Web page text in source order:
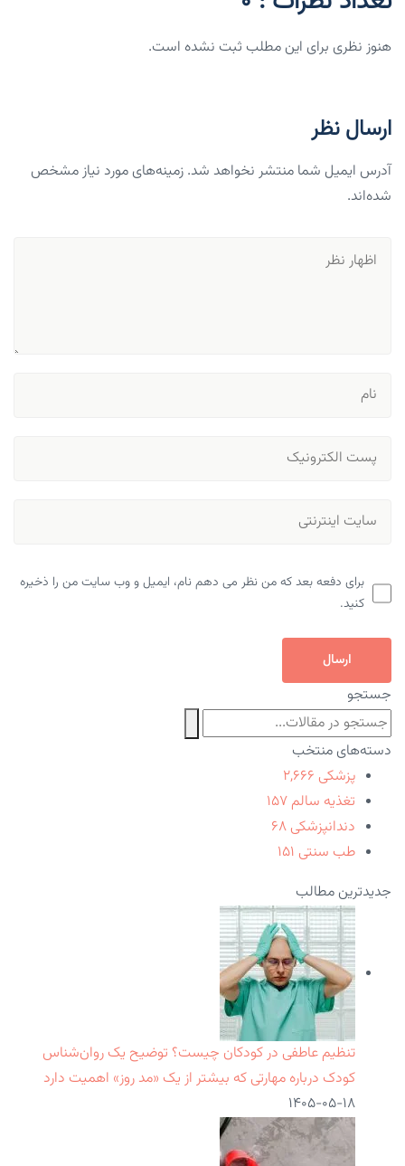
هنوز نظری برای این مطلب ثبت نشده است.
ارسال نظر
آدرس ایمیل شما منتشر نخواهد شد. زمینه‌های مورد نیاز مشخص
شده‌اند.
برای دفعه بعد که من نظر می دهم نام، ایمیل و وب سایت من را ذخیره
کنید.
ارسال
جستجو
دسته‌های منتخب
پزشکی ۲,۶۶۶
تغذیه سالم ۱۵۷
دندانپزشکی ۶۸
طب سنتی ۱۵۱
جدیدترین مطالب
تنظیم عاطفی در کودکان چیست؟ توضیح یک روان‌شناس
کودک درباره مهارتی که بیشتر از یک «مد روز» اهمیت دارد
۱۴۰۵-۰۵-۱۸